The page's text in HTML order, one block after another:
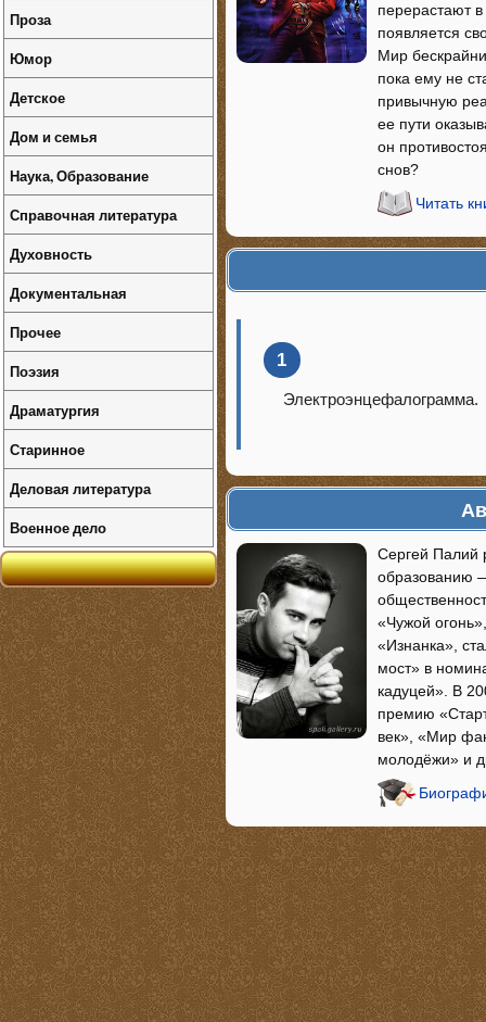
перерастают
появляется
Мир
пока ему не
привычную
ее пути
он
снов?
Читать
1
Электроэнцефалограмма.
Сергей Палий
образованию
«Чужой
«Изнанка»,
мост» в
кадуцей». В
премию
век», «Мир
молодёжи» и
Проза
Юмор
Детское
Дом и семья
Наука, Образование
Справочная литература
Духовность
Документальная
Прочее
Поэзия
Драматургия
Старинное
Деловая литература
Военное дело